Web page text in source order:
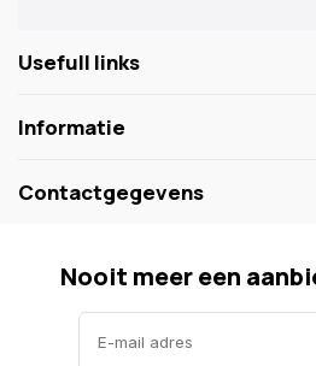
Usefull links
Informatie
Contactgegevens
Nooit meer een